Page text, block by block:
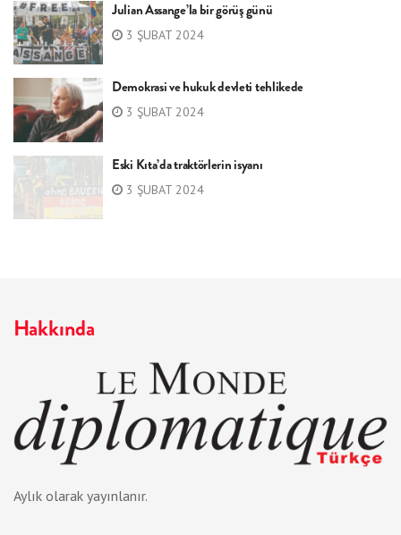
Julian Assange’la bir görüş günü
3 ŞUBAT 2024
Demokrasi ve hukuk devleti tehlikede
3 ŞUBAT 2024
Eski Kıta’da traktörlerin isyanı
3 ŞUBAT 2024
Hakkında
Aylık olarak yayınlanır.